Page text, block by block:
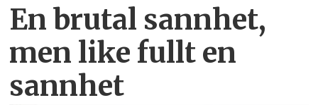
En brutal sannhet,
men like fullt en
sannhet